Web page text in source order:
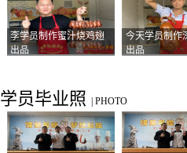
李学员制作蜜汁烧鸡翅
出品
今天学员制作
出品
学员毕业照 PHOTO